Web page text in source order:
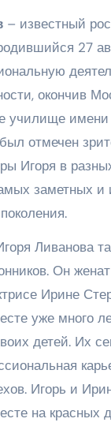
– известный
27
окончив
училище
отмечен
Игоря в
заметных и
Ливанова
Он
Ирине
уже много
детей. Их
Игорь и
на красных